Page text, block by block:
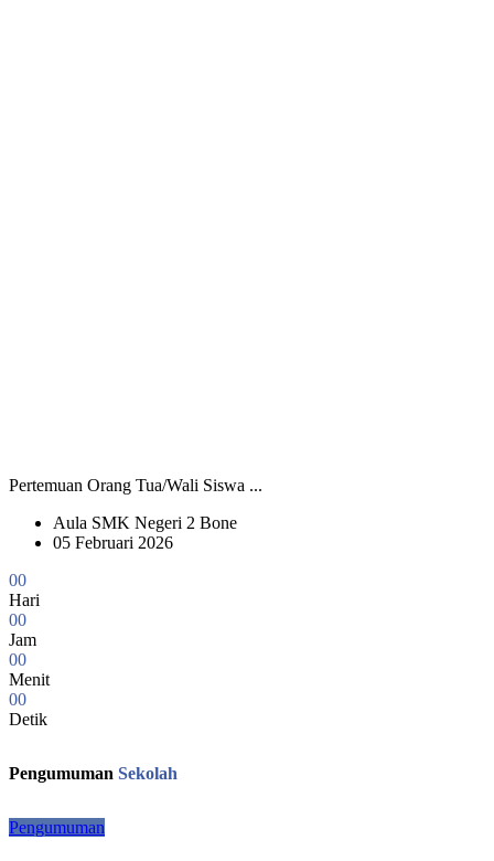
Pertemuan Orang Tua/Wali Siswa ...
Aula SMK Negeri 2 Bone
05 Februari 2026
00
Hari
00
Jam
00
Menit
00
Detik
Pengumuman Sekolah
Pengumuman